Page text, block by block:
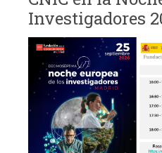
Investigadores